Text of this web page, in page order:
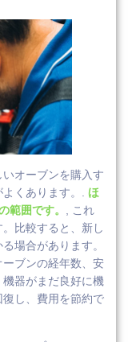
オーブンを購入す
くあります。. ほ
範囲です。 , これ
比較すると、新し
場合があります。
ブンの経年数、安
器がまだ良好に機
し、費用を節約で